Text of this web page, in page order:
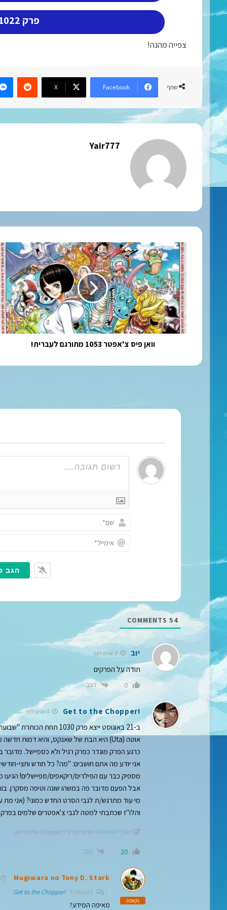
פרק 1022 דרך דרייב (3)
צפייה מהנה!
שתף Facebook
X
Yair777
וואן
פיס
צ'אפטר
1053
מתורגם
לעברית!
וואן פיס צ'אפטר 1053 מתורגם לעברית!
54
יוב 3 שנים לפני
תודה על הפרקים
0 הגב
!Get to the Chopper 4 שנים לפני
ב-21 באוגוסט ייצא פרק 1030 תחת הכותרת "שבועת העידן החדש! לופי ואוטה".
אוטה (Uta) היא הבת של שאנקס, והיא דמות חדשה מתוך הסרט "וואן פיס: רד".
כרגע הפרק מוגדר כפרק רגיל ולא כספיישל.
אני יודע מה אתם חושבים: "מה? כל חודש וחצי-
מספיק כבר עם הפילרים/ריקאפים/ספיישלים! הגיעו
אבל הפעם מדובר פה במשהו שונה וטיפה מסקרן.
מי עוד מתרגש/ת לגבי הסרט החדש כמוני? (אני
והלו"ז שכתבתי למטה לגבי צ'אפטרים שלמים בפרקים
נערך לאחרונה 4 שנים לפני ע"י !Get to the Chopper
20 הגב
נקאמה
Mugiwara no Tony D. Stark
בתגובה ל!Get to the Chopper
מאיפה המידע?